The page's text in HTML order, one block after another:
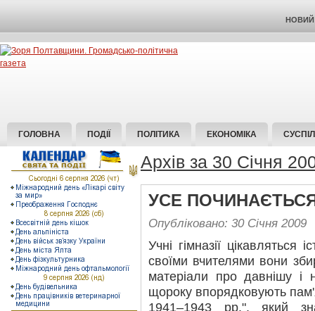
НОВИЙ
ГОЛОВНА ПОДІЇ ПОЛІТИКА ЕКОНОМІКА
Архів за 30 Січня
УСЕ
Опубліковано: 30 Січня 2009
Учні гімназії цікавляться
своїми вчителями вони
матеріали про давнішу і
щороку впорядковують
1941–1943 рр.", який